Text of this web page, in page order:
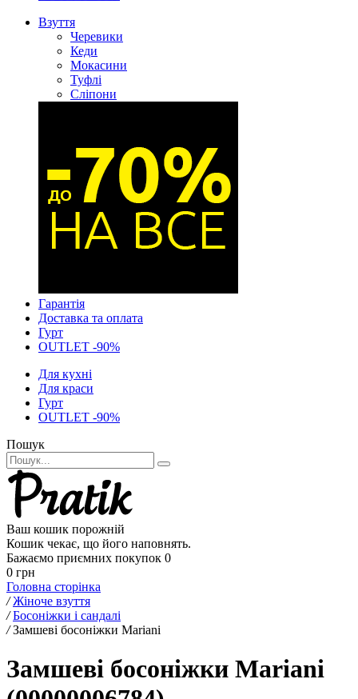
Взуття
Черевики
Кеди
Мокасини
Туфлі
Сліпони
Гарантія
Доставка та оплата
Гурт
OUTLET -90%
Для кухні
Для краси
Гурт
OUTLET -90%
Пошук
Ваш кошик порожній
Кошик чекає, що його наповнять.
Бажаємо приємних покупок 0
0 грн
Головна сторінка
/ Жіноче взуття
/ Босоніжки і сандалі
/ Замшеві босоніжки Mariani
Замшеві босоніжки Mariani